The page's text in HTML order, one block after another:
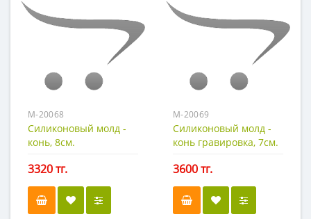
М-20068
Силиконовый молд -
конь, 8см.
3320 тг.
М-20069
Силиконовый молд -
конь гравировка, 7см.
3600 тг.